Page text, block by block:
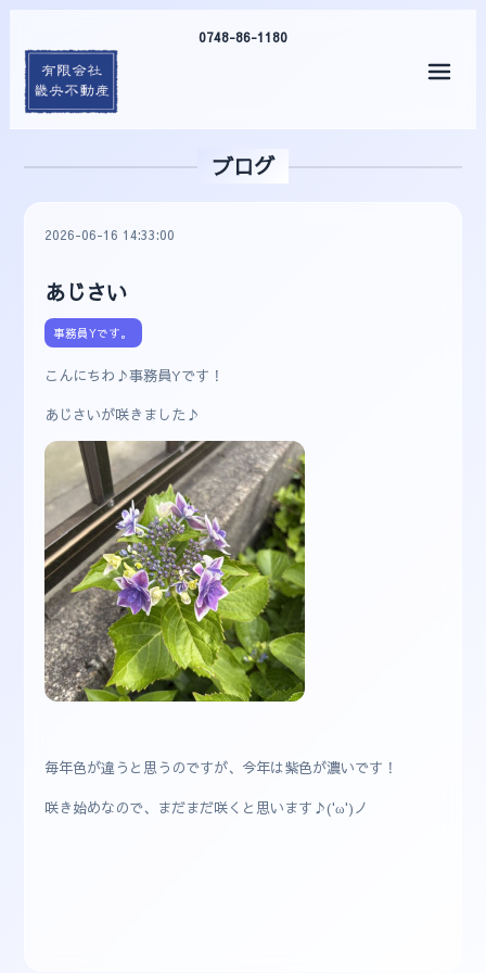
0748-86-1180
ブログ
2026-06-16 14:33:00
あじさい
事務員Yです。
こんにちわ♪事務員Yです！
あじさいが咲きました♪
毎年色が違うと思うのですが、今年は紫色が濃いです！
咲き始めなので、まだまだ咲くと思います♪('ω')ノ